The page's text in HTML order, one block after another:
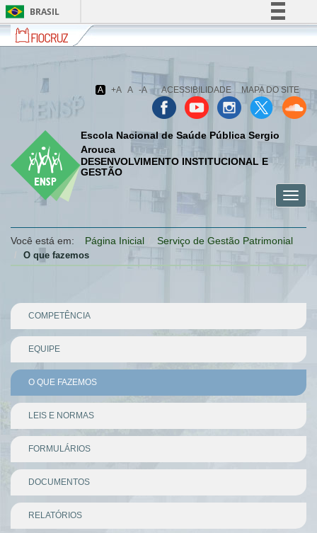
BRASIL
Simplifique!
Participe
Acesso à informação
Legislação
Canais
Fiocruz
Fale
com
A +A A -A ACESSIBILIDADE MAPA DO SITE
Escola Nacional de Saúde Pública Sergio
Arouca
DESENVOLVIMENTO INSTITUCIONAL E
GESTÃO
menu
menu
menu
Você está em:
Página Inicial Serviço de Gestão Patrimonial
O que fazemos
COMPETÊNCIA
EQUIPE
O QUE FAZEMOS
LEIS E NORMAS
FORMULÁRIOS
DOCUMENTOS
RELATÓRIOS